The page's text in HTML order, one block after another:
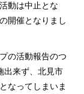
動は中止とな
開催となりまし
の活動報告のつ
出来ず、北見市
なってしまいま